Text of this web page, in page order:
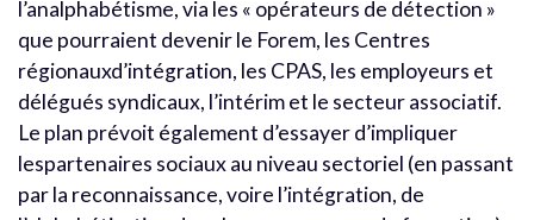
l’analphabétisme, via les « opérateurs de détection »
que pourraient devenir le Forem, les Centres
régionauxd’intégration, les CPAS, les employeurs et
délégués syndicaux, l’intérim et le secteur associatif.
Le plan prévoit également d’essayer d’impliquer
lespartenaires sociaux au niveau sectoriel (en passant
par la reconnaissance, voire l’intégration, de